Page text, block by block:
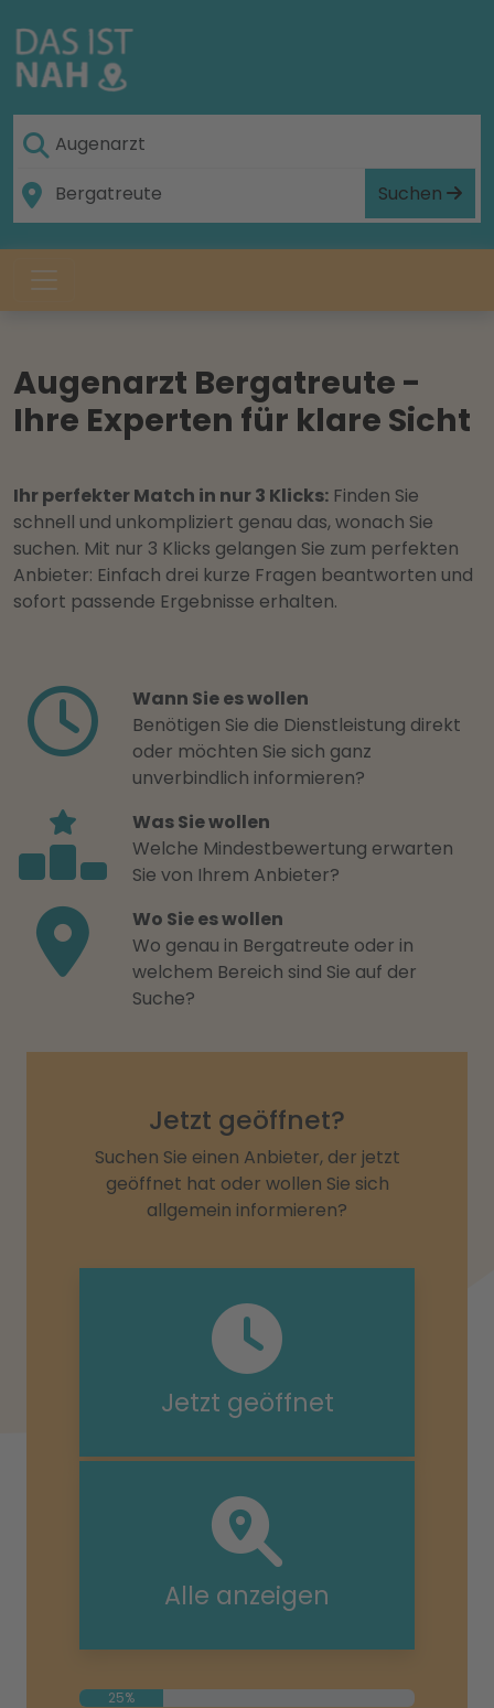
Suchen
Augenarzt Bergatreute -
Ihre Experten für klare Sicht
Ihr perfekter Match in nur 3 Klicks: Finden Sie
schnell und unkompliziert genau das, wonach Sie
suchen. Mit nur 3 Klicks gelangen Sie zum perfekten
Anbieter: Einfach drei kurze Fragen beantworten und
sofort passende Ergebnisse erhalten.
Wann Sie es wollen
Benötigen Sie die Dienstleistung direkt
oder möchten Sie sich ganz
unverbindlich informieren?
Was Sie wollen
Welche Mindestbewertung erwarten
Sie von Ihrem Anbieter?
Wo Sie es wollen
Wo genau in Bergatreute oder in
welchem Bereich sind Sie auf der
Suche?
Jetzt geöffnet?
Suchen Sie einen Anbieter, der jetzt
geöffnet hat oder wollen Sie sich
allgemein informieren?
Jetzt geöffnet
Alle anzeigen
25%